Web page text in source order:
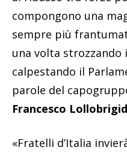
compongono una
sempre più
una volta
calpestando il
parole del
Francesco
«Fratelli d’Italia